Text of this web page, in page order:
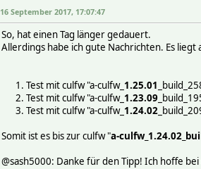
16 September 2017, 17:07:47
So, hat einen Tag länger gedauert.
Allerdings habe ich gute Nachrichten. Es liegt
Test mit culfw "a-culfw_ 1.25.01
Test mit culfw "a-culfw_ 1.23.09
Test mit culfw "a-culfw_ 1.24.02
Somit ist es bis zur culfw "a-
@sash5000: Danke für den Tipp! Ich hoffe